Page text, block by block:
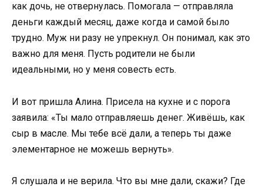
как дочь, не отвернулась. Помогала — отправляла
деньги каждый месяц, даже когда и самой было
трудно. Муж ни разу не упрекнул. Он понимал, как это
важно для меня. Пусть родители не были
идеальными, но у меня совесть есть.
И вот пришла Алина. Присела на кухне и с порога
заявила: «Ты мало отправляешь денег. Живёшь, как
сыр в масле. Мы тебе всё дали, а теперь ты даже
элементарное не можешь вернуть».
Я слушала и не верила. Что вы мне дали, скажи? Где